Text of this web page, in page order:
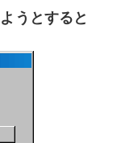
うとすると